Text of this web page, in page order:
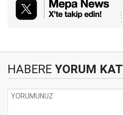
HABERE YORUM KAT